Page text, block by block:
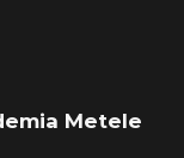
Metele